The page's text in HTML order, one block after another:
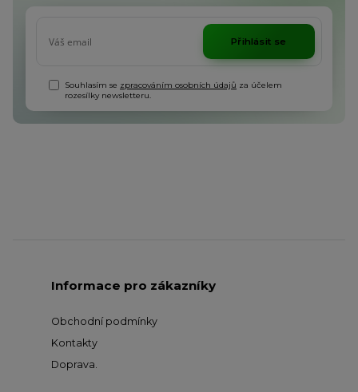
Přihlásit se
Souhlasím se zpracováním osobních údajů za účelem
rozesílky newsletteru.
Informace pro zákazníky
Obchodní podmínky
Kontakty
Doprava